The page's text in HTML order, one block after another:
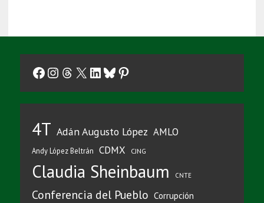
Facebook
Instagram
Threads
X LinkedIn
Bluesky
Pinterest
4T Adán Augusto López AMLO
Andy López Beltrán CDMX CJNG
Claudia Sheinbaum CNTE
Conferencia del Pueblo Corrupción